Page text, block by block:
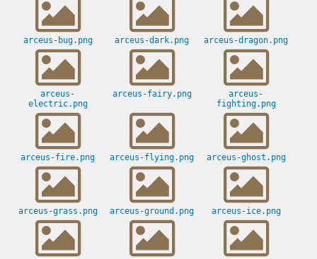
arceus-bug.png arceus-dark.png arceus-dragon.png
arceus-
electric.png
arceus-fairy.png
arceus-
fighting.png
arceus-fire.png arceus-flying.png arceus-ghost.png
arceus-grass.png arceus-ground.png arceus-ice.png